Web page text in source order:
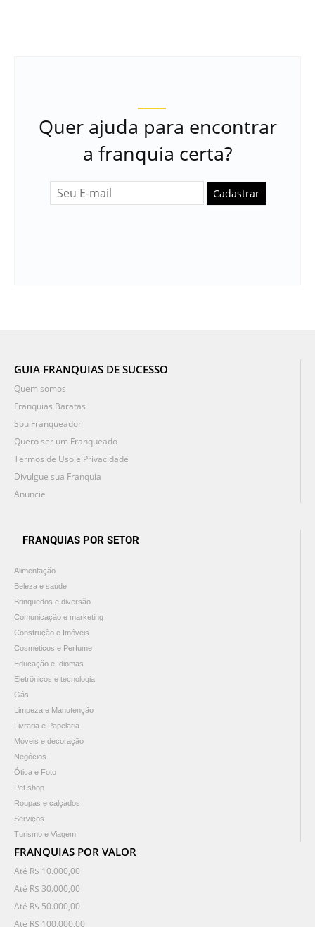
Quer ajuda para encontrar
a franquia certa?
Cadastrar
GUIA FRANQUIAS DE SUCESSO
Quem somos
Franquias Baratas
Sou Franqueador
Quero ser um Franqueado
Termos de Uso e Privacidade
Divulgue sua Franquia
Anuncie
FRANQUIAS POR SETOR
Alimentação
Beleza e saúde
Brinquedos e diversão
Comunicação e marketing
Construção e Imóveis
Cosméticos e Perfume
Educação e Idiomas
Eletrônicos e tecnologia
Gás
Limpeza e Manutenção
Livraria e Papelaria
Móveis e decoração
Negócios
Ótica e Foto
Pet shop
Roupas e calçados
Serviços
Turismo e Viagem
FRANQUIAS POR VALOR
Até R$ 10.000,00
Até R$ 30.000,00
Até R$ 50.000,00
Até R$ 100.000,00